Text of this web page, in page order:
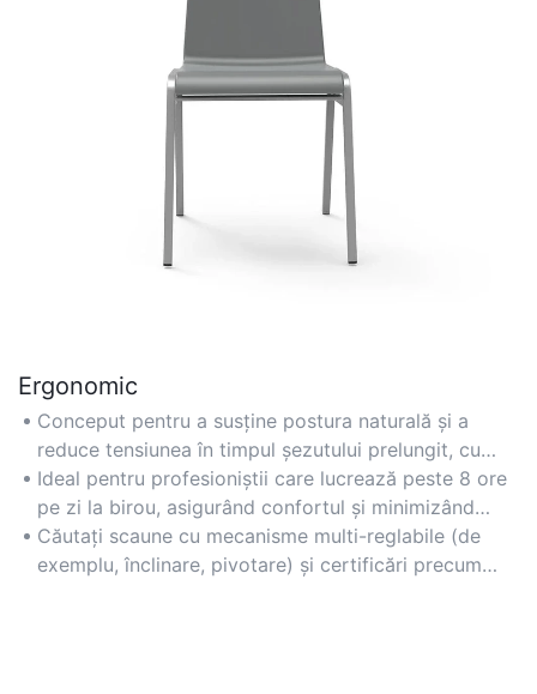
Ergonomic
Conceput pentru a susține postura naturală și a
reduce tensiunea în timpul șezutului prelungit, cu
caracteristici precum spătarele conturate și
materialele din plasă respirabile.
Ideal pentru profesioniștii care lucrează peste 8 ore
pe zi la birou, asigurând confortul și minimizând
oboseala.
Căutați scaune cu mecanisme multi-reglabile (de
exemplu, înclinare, pivotare) și certificări precum